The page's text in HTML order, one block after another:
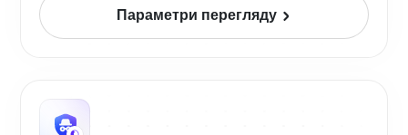
Параметри перегляду